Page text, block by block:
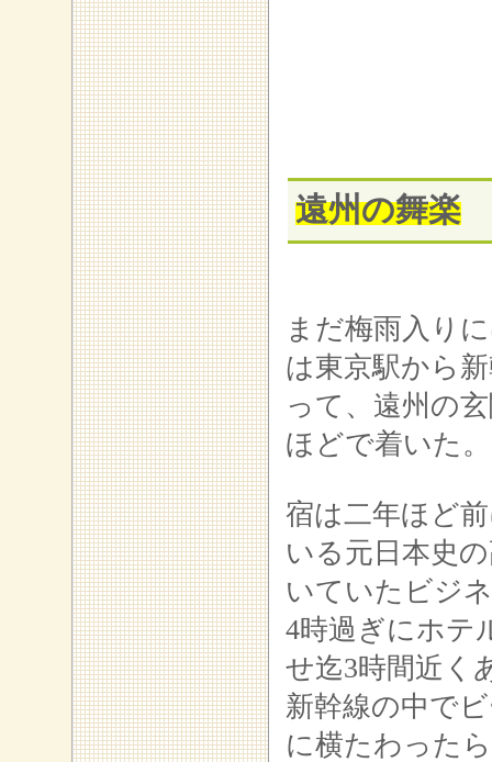
遠州の舞楽
まだ梅雨入り
は東京駅から
って、遠州の
ほどで着いた。
宿は二年ほど
いる元日本史
いていたビジ
4時過ぎにホテ
せ迄3時間近く
新幹線の中で
に横たわった